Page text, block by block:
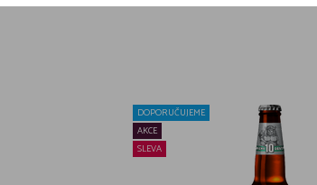
DOPORUČUJEME
AKCE
SLEVA